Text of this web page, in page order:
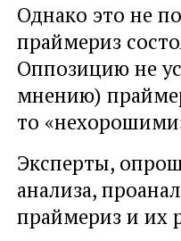
Однако это не
праймериз
Оппозицию не
мнению)
то
Эксперты,
анализа,
праймериз и их